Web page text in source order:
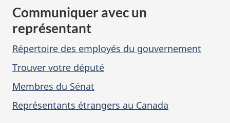
d
u
C
a
n
Communiquer avec un
représentant
Répertoire des employés du gouvernement
Trouver votre député
Membres du Sénat
Représentants étrangers au Canada